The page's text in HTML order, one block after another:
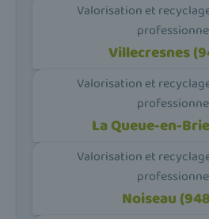
Valorisation et
Villecresnes
Valorisation et
La Queue-en-
Valorisation et
Noiseau